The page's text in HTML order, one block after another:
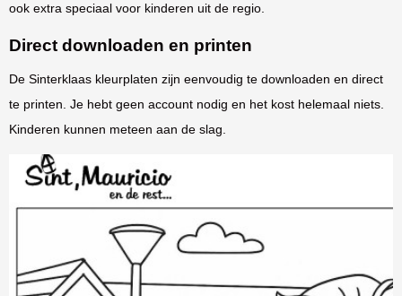
ook extra speciaal voor kinderen uit de regio.
Direct downloaden en printen
De Sinterklaas kleurplaten zijn eenvoudig te downloaden en direct
te printen. Je hebt geen account nodig en het kost helemaal niets.
Kinderen kunnen meteen aan de slag.